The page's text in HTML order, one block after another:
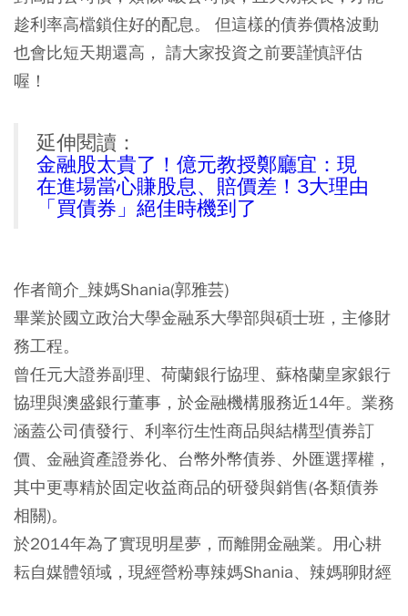
趁利率高檔鎖住好的配息。 但這樣的債券價格波動
也會比短天期還高， 請大家投資之前要謹慎評估
喔！
延伸閱讀：
金融股太貴了！億元教授鄭廳宜：現
在進場當心賺股息、賠價差！3大理由
「買債券」絕佳時機到了
作者簡介_辣媽Shania(郭雅芸)
畢業於國立政治大學金融系大學部與碩士班，主修財
務工程。
曾任元大證券副理、荷蘭銀行協理、蘇格蘭皇家銀行
協理與澳盛銀行董事，於金融機構服務近14年。業務
涵蓋公司債發行、利率衍生性商品與結構型債券訂
價、金融資產證券化、台幣外幣債券、外匯選擇權，
其中更專精於固定收益商品的研發與銷售(各類債券
相關)。
於2014年為了實現明星夢，而離開金融業。用心耕
耘自媒體領域，現經營粉專辣媽Shania、辣媽聊財經